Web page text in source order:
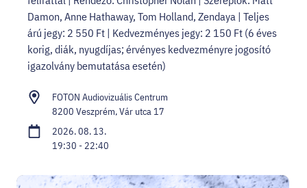
Damon, Anne Hathaway, Tom Holland, Zendaya | Teljes
árú jegy: 2 550 Ft | Kedvezményes jegy: 2 150 Ft (6 éves
korig, diák, nyugdíjas; érvényes kedvezményre jogosító
igazolvány bemutatása esetén)
FOTON Audiovizuális Centrum
8200 Veszprém, Vár utca 17
2026. 08. 13.
19:30 - 22:40